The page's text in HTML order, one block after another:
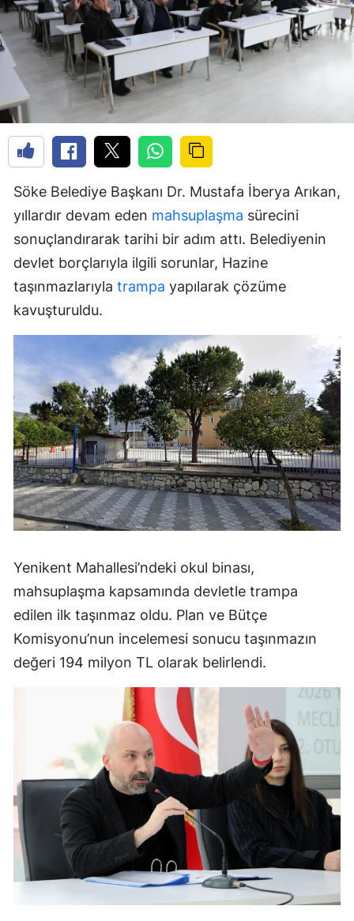
Söke Belediye Başkanı Dr. Mustafa İberya Arıkan,
yıllardır devam eden mahsuplaşma sürecini
sonuçlandırarak tarihi bir adım attı. Belediyenin
devlet borçlarıyla ilgili sorunlar, Hazine
taşınmazlarıyla trampa yapılarak çözüme
kavuşturuldu.
Yenikent Mahallesi’ndeki okul binası,
mahsuplaşma kapsamında devletle trampa
edilen ilk taşınmaz oldu. Plan ve Bütçe
Komisyonu’nun incelemesi sonucu taşınmazın
değeri 194 milyon TL olarak belirlendi.